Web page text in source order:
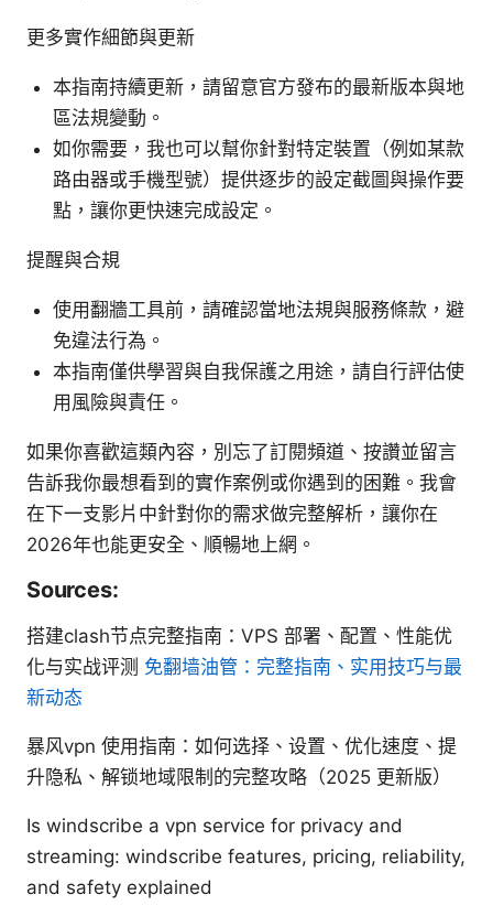
更多實作細節與更新
本指南持續更新，請留意官方發布的最新版本與地
區法規變動。
如你需要，我也可以幫你針對特定裝置（例如某款
路由器或手機型號）提供逐步的設定截圖與操作要
點，讓你更快速完成設定。
提醒與合規
使用翻牆工具前，請確認當地法規與服務條款，避
免違法行為。
本指南僅供學習與自我保護之用途，請自行評估使
用風險與責任。
如果你喜歡這類內容，別忘了訂閱頻道、按讚並留言
告訴我你最想看到的實作案例或你遇到的困難。我會
在下一支影片中針對你的需求做完整解析，讓你在
2026年也能更安全、順暢地上網。
Sources:
搭建clash节点完整指南：VPS 部署、配置、性能优
化与实战评测 免翻墙油管：完整指南、实用技巧与最
新动态
暴风vpn 使用指南：如何选择、设置、优化速度、提
升隐私、解锁地域限制的完整攻略（2025 更新版）
Is windscribe a vpn service for privacy and
streaming: windscribe features, pricing, reliability,
and safety explained